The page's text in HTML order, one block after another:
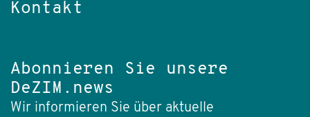
Kontakt
Abonnieren Sie unsere
DeZIM.news
Wir informieren Sie über aktuelle